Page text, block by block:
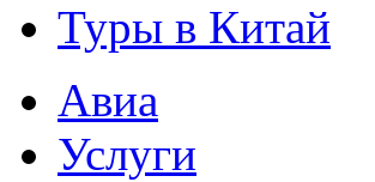
Туры в Китай
Авиа
Услуги